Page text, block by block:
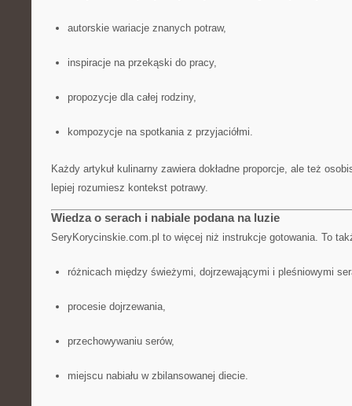
autorskie wariacje znanych potraw,
inspiracje na przekąski do pracy,
propozycje dla całej rodziny,
kompozycje na spotkania z przyjaciółmi.
Każdy artykuł kulinarny zawiera dokładne proporcje, ale też
lepiej rozumiesz kontekst potrawy.
Wiedza o serach i nabiale podana na luzie
SeryKorycinskie.com.pl to więcej niż instrukcje gotowania. To
różnicach między świeżymi, dojrzewającymi i pleśniowymi
procesie dojrzewania,
przechowywaniu serów,
miejscu nabiału w zbilansowanej diecie.